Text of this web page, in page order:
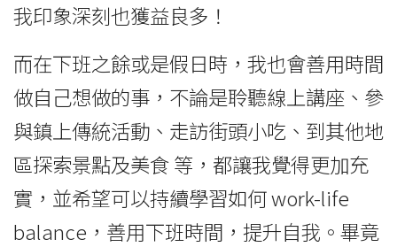
我印象深刻也獲益良多！
而在下班之餘或是假日時，我也會善用時間
做自己想做的事，不論是聆聽線上講座、參
與鎮上傳統活動、走訪街頭小吃、到其他地
區探索景點及美食 等，都讓我覺得更加充
實，並希望可以持續學習如何 work-life
balance，善用下班時間，提升自我。畢竟